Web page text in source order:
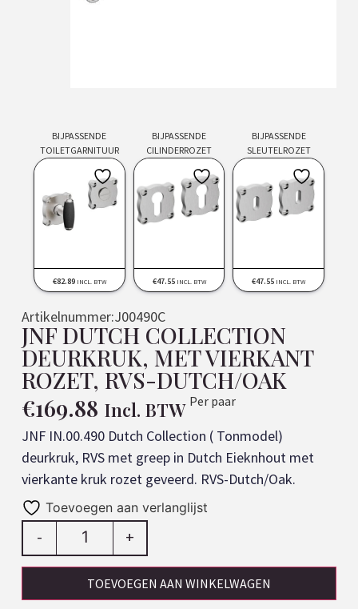
BIJPASSENDE
TOILETGARNITUUR
€82.89 INCL. BTW
BIJPASSENDE
CILINDERROZET
€47.55 INCL. BTW
BIJPASSENDE
SLEUTELROZET
€47.55 INCL. BTW
Artikelnummer:J00490C
JNF DUTCH COLLECTION
DEURKRUK, MET VIERKANT
ROZET, RVS-DUTCH/OAK
€169.88 Incl. BTW Per paar
JNF IN.00.490 Dutch Collection ( Tonmodel)
deurkruk, RVS met greep in Dutch Eieknhout met
vierkante kruk rozet geveerd. RVS-Dutch/Oak.
Toevoegen aan verlanglijst
- +
TOEVOEGEN AAN WINKELWAGEN